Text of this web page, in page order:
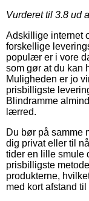
Vurderet til 3.8 ud
Adskillige internet
forskellige
populær er i vore
som gør at du kan
Muligheden er jo
prisbilligste
Blindramme
lærred.
Du bør på samme
dig privat eller til
tider en lille smule
prisbilligste
produkterne,
med kort afstand